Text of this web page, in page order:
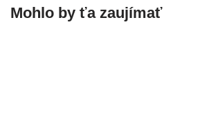
Mohlo by ťa zaujímať